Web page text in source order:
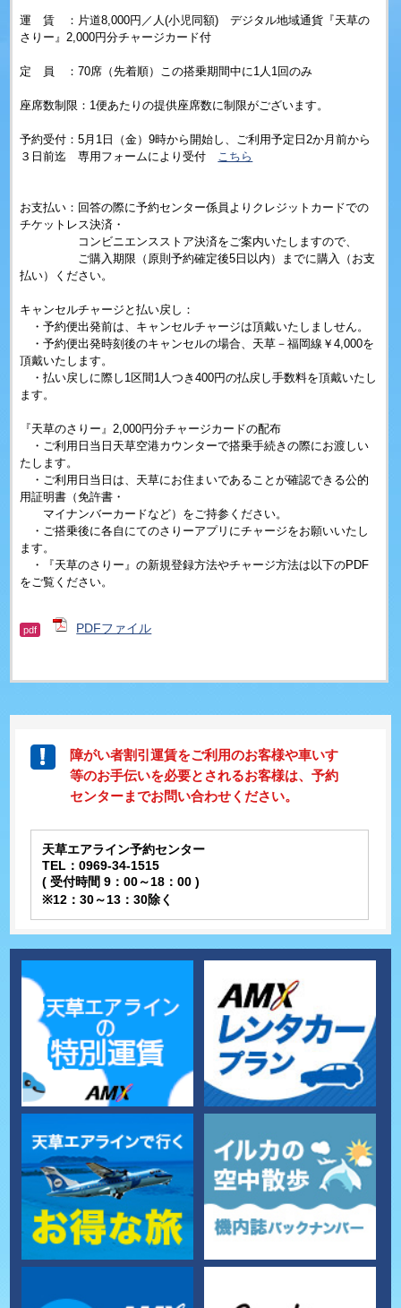
運 賃 ：片道8,000円／人(小児同額) デジタル地域通貨『天草の
さりー』2,000円分チャージカード付
定 員 ：70席（先着順）この搭乗期間中に1人1回のみ
座席数制限：1便あたりの提供座席数に制限がございます。
予約受付：5月1日（金）9時から開始し、ご利用予定日2か月前から
３日前迄 専用フォームにより受付 こちら
お支払い：回答の際に予約センター係員よりクレジットカードでの
チケットレス決済・
コンビニエンスストア決済をご案内いたしますので、
ご購入期限（原則予約確定後5日以内）までに購入（お支
払い）ください。
キャンセルチャージと払い戻し：
・予約便出発前は、キャンセルチャージは頂戴いたしましせん。
・予約便出発時刻後のキャンセルの場合、天草－福岡線￥4,000を
頂戴いたします。
・払い戻しに際し1区間1人つき400円の払戻し手数料を頂戴いたし
ます。
『天草のさりー』2,000円分チャージカードの配布
・ご利用日当日天草空港カウンターで搭乗手続きの際にお渡しい
たします。
・ご利用日当日は、天草にお住まいであることが確認できる公的
用証明書（免許書・
マイナンバーカードなど）をご持参ください。
・ご搭乗後に各自にてのさりーアプリにチャージをお願いいたし
ます。
・『天草のさりー』の新規登録方法やチャージ方法は以下のPDF
をご覧ください。
pdf PDFファイル
障がい者割引運賃をご利用のお客様や車いす
等のお手伝いを必要とされるお客様は、予約
センターまでお問い合わせください。
天草エアライン予約センター
TEL：0969-34-1515
( 受付時間 9：00～18：00 )
※12：30～13：30除く